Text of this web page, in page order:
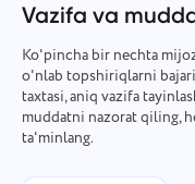
Vazifa va
Ko'pincha bir nechta
o'nlab topshiriqlarni
taxtasi, aniq vazifa
muddatni nazorat qiling,
ta'minlang.
jamoa ishini